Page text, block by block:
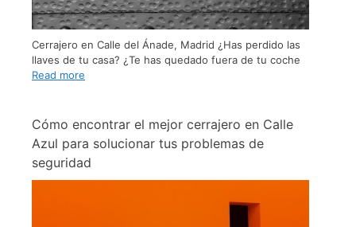
Cerrajero en Calle del Ánade, Madrid ¿Has perdido las
llaves de tu casa? ¿Te has quedado fuera de tu coche
Read more
Cómo encontrar el mejor cerrajero en Calle
Azul para solucionar tus problemas de
seguridad